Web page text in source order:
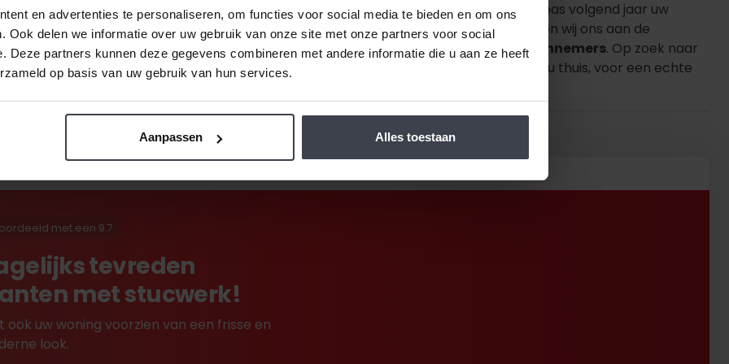
en advertenties te personaliseren, om functies voor social media te bieden en om ons
Ook delen we informatie over uw gebruik van onze site met onze partners voor social
Deze partners kunnen deze gegevens combineren met andere informatie die u aan ze heeft
op basis van uw gebruik van hun services.
Aanpassen Alles toestaan
prijzen laag.Daarom zijn al onze extra services gratis of goed betaalbaar. Wilt u pas volgend jaar uw
dat houden we betaalbaar, zo spreken we samen met u een vaste prijs af en houden wij ons aan de
is -ongeacht de prijsverhogingen van concurrenten, materialen of aannemers. Op zoek naar
pleisterwerk of spuitwerk voordelig op maat inmeten en realiseren. Gewoon bij u thuis, voor een echte
met een 9.7
tevreden
met stucwerk!
ook uw woning voorzien van een frisse en
look.